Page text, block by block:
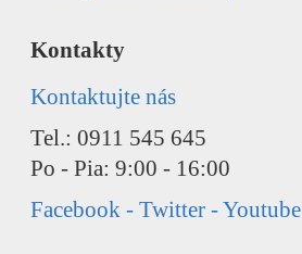
Kontakty
Kontaktujte nás
Tel.: 0911 545 645
Po - Pia: 9:00 - 16:00
Facebook - Twitter - Youtube